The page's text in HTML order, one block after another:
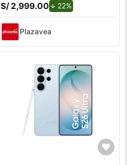
S/ 2,999.00 22%de descuento.
Plazavea